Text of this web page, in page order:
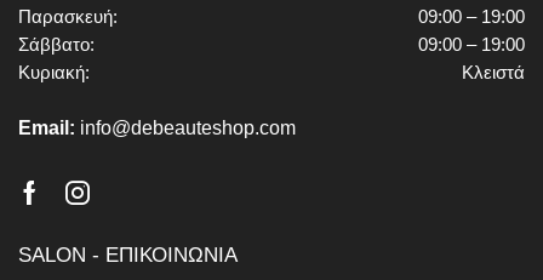
Παρασκευή:
09:00 – 19:00
Σάββατο:
09:00 – 19:00
Κυριακή:
Κλειστά
Email: info@debeauteshop.com
FacebookInstagram
SALON - ΕΠΙΚΟΙΝΩΝΙΑ